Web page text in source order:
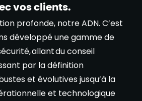
vos clients.
profonde, notre ADN. C’est
développé une gamme de
allant du conseil
par la définition
et évolutives jusqu’à la
et technologique